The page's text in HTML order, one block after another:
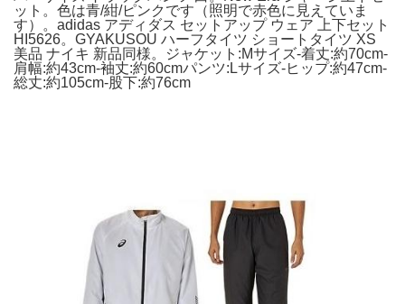
ット。色は青/紺/ピンクです（照明で赤色に見えていま
す）。adidas アディダス セットアップ ウェア 上下セット
HI5626。GYAKUSOU ハーフタイツ ショートタイツ XS
美品 ナイキ 新品同様。ジャケット:Mサイズ-着丈:約70cm-
肩幅:約43cm-袖丈:約60cmパンツ:Lサイズ-ヒップ:約47cm-
総丈:約105cm-股下:約76cm